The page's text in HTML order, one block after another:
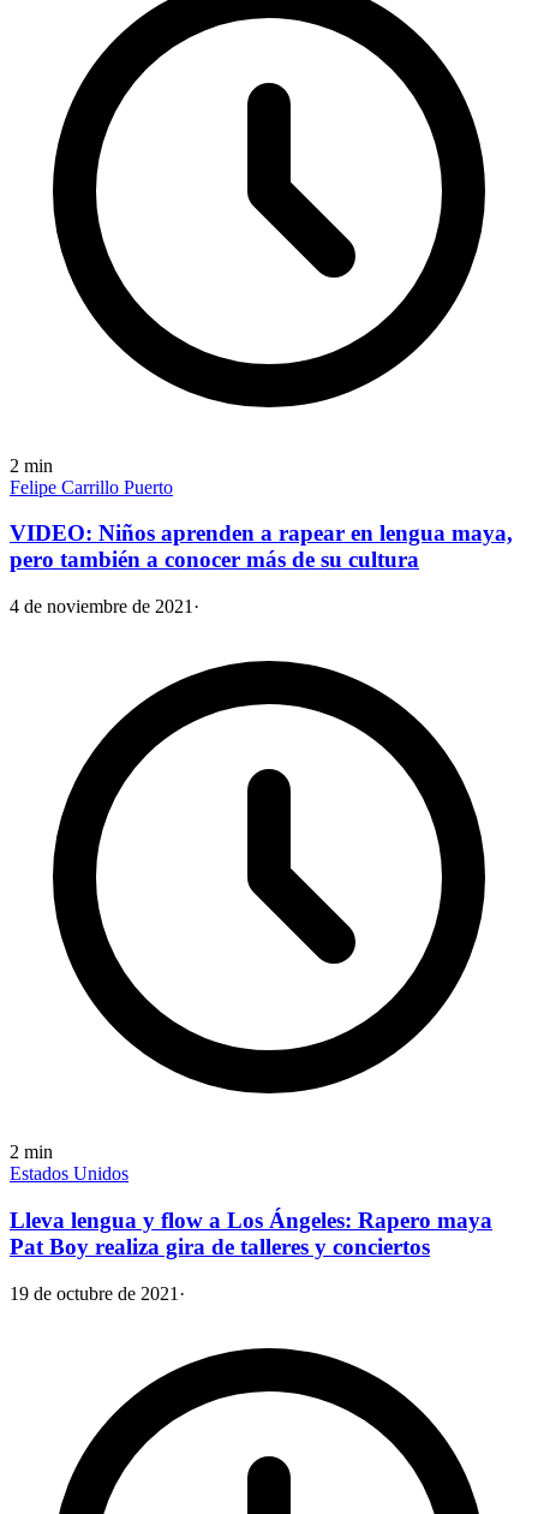
2 min
Felipe Carrillo Puerto
VIDEO: Niños aprenden a rapear en lengua maya,
pero también a conocer más de su cultura
4 de noviembre de 2021 ·
2 min
Estados Unidos
Lleva lengua y flow a Los Ángeles: Rapero maya
Pat Boy realiza gira de talleres y conciertos
19 de octubre de 2021 ·